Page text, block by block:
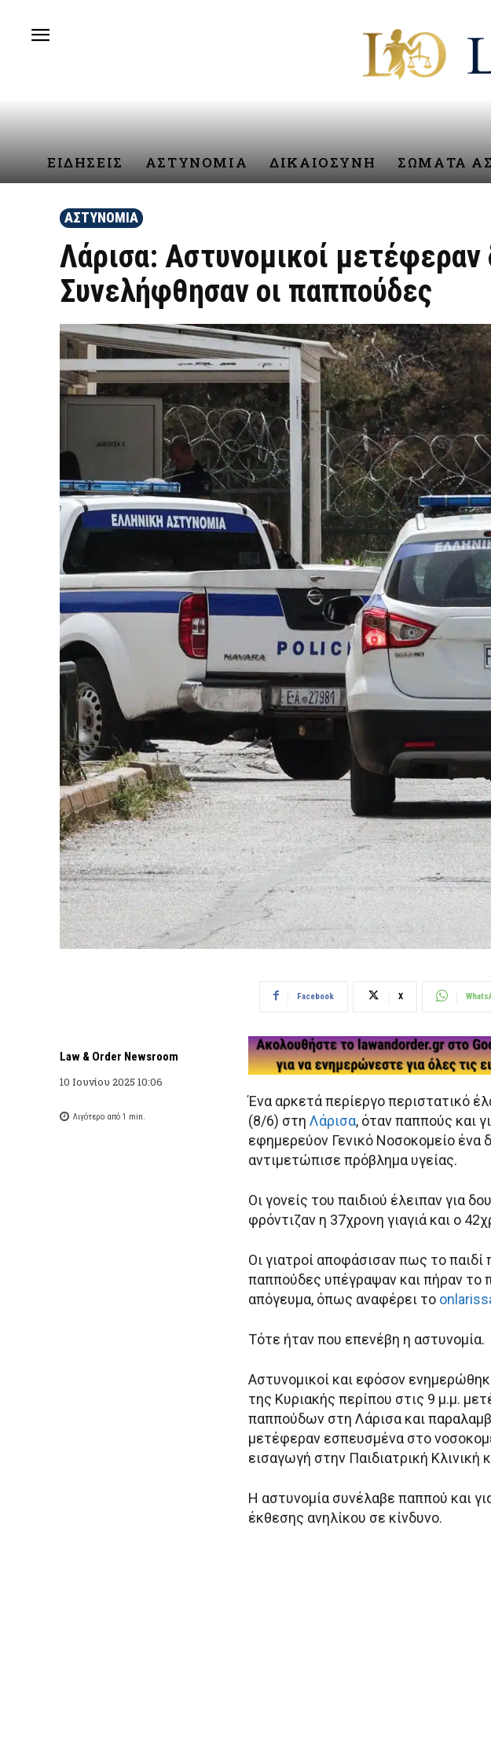
ΕΙΔΗΣΕΙΣ ΑΣΤΥΝΟΜΙΑ ΔΙΚΑΙΟΣΥΝΗ ΣΩΜΑΤΑ
ΑΣΤΥΝΟΜΙΑ
Λάρισα: Αστυνομικοί μετέφεραν
Συνελήφθησαν οι παππούδες
Law & Order Newsroom
10 Ιουνίου 2025 10:06
Λιγότερο από 1 min.
Facebook X
Ένα αρκετά περίεργο περιστατικό
(8/6) στη Λάρισα, όταν παππούς και
εφημερεύον Γενικό Νοσοκομείο ένα
αντιμετώπισε πρόβλημα υγείας.
Οι γονείς του παιδιού έλειπαν για
φρόντιζαν η 37χρονη γιαγιά και ο
Οι γιατροί αποφάσισαν πως το
παππούδες υπέγραψαν και πήραν το
απόγευμα, όπως αναφέρει το
Τότε ήταν που επενέβη η αστυνομία.
Αστυνομικοί και εφόσον
της Κυριακής περίπου στις 9 μ.μ.
παππούδων στη Λάρισα και
μετέφεραν εσπευσμένα στο
εισαγωγή στην Παιδιατρική Κλινική
Η αστυνομία συνέλαβε παππού και
έκθεσης ανηλίκου σε κίνδυνο.